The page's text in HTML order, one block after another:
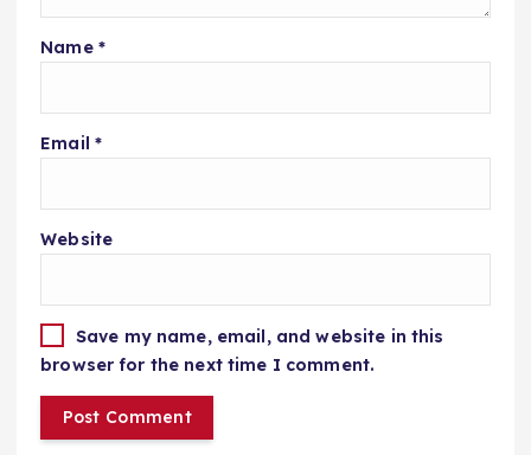
Name *
Email *
Website
Save my name, email, and website in this
browser for the next time I comment.